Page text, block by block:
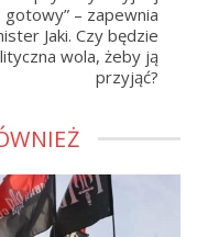
gotowy” – zapewnia
Jaki. Czy będzie
wola, żeby ją
przyjąć?